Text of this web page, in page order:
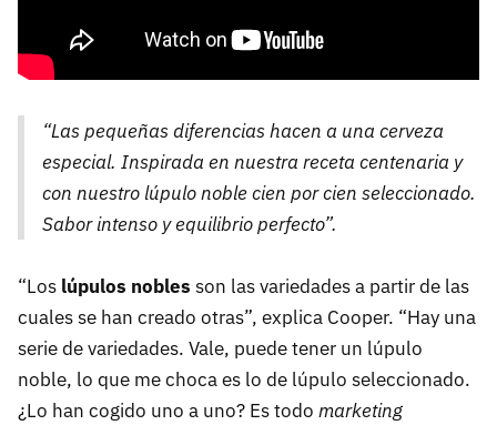
“Las pequeñas diferencias hacen a una cerveza
especial. Inspirada en nuestra receta centenaria y
con nuestro lúpulo noble cien por cien seleccionado.
Sabor intenso y equilibrio perfecto”.
“Los lúpulos nobles son las variedades a partir de las
cuales se han creado otras”, explica Cooper. “Hay una
serie de variedades. Vale, puede tener un lúpulo
noble, lo que me choca es lo de lúpulo seleccionado.
¿Lo han cogido uno a uno? Es todo marketing